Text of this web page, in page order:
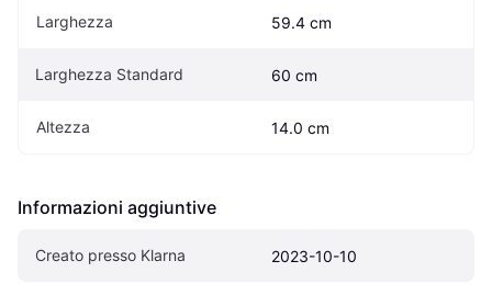
Larghezza 59.4 cm
Larghezza Standard 60 cm
Altezza 14.0 cm
Informazioni aggiuntive
Creato presso Klarna 2023-10-10